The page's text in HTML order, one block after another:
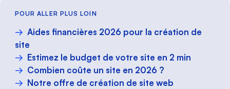
POUR ALLER PLUS LOIN
Aides financières 2026 pour la création de
site
Estimez le budget de votre site en 2 min
Combien coûte un site en 2026 ?
Notre offre de création de site web